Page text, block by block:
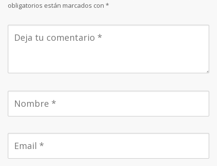
obligatorios están marcados con *